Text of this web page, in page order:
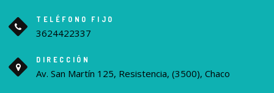
TELÉFONO FIJO
3624422337
DIRECCIÓN
Av. San Martín 125, Resistencia, (3500), Chaco